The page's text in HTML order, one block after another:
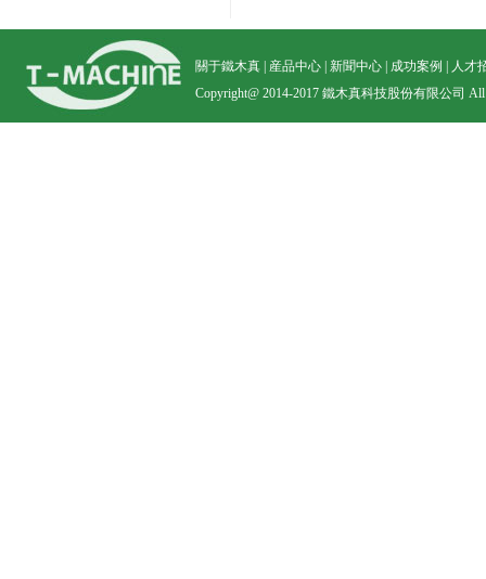
關于鐵木真 産品中心 新聞中心 成功案例
人才
Copyright@ 2014-2017 鐵木真科技股份有限公司 All